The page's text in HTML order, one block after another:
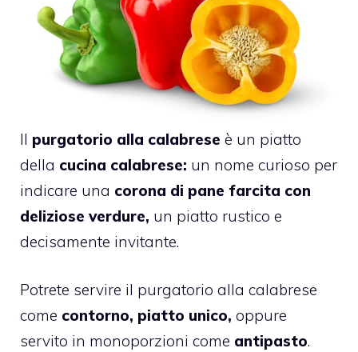
Il purgatorio alla calabrese è un piatto
della cucina calabrese: un nome curioso per
indicare una corona di pane farcita con
deliziose verdure, un piatto rustico e
decisamente invitante.
Potrete servire il purgatorio alla calabrese
come contorno, piatto unico, oppure
servito in monoporzioni come antipasto.